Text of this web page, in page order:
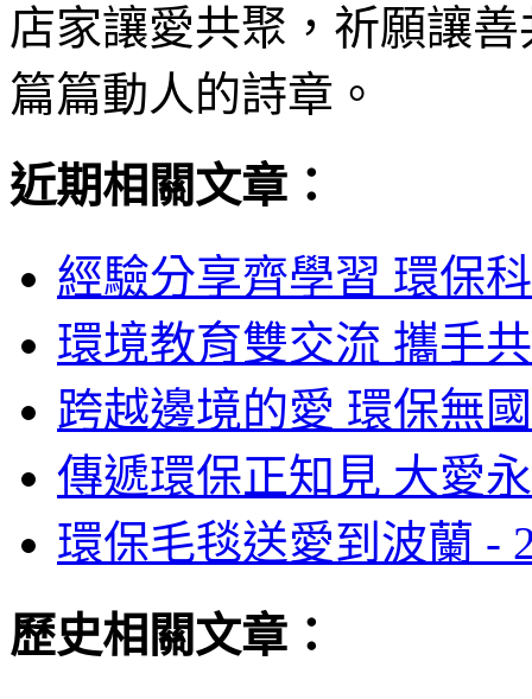
店家讓愛共聚，祈願讓
篇篇動人的詩章。
近期相關文章：
經驗分享齊學習 環保
環境教育雙交流 攜手
跨越邊境的愛 環保無
傳遞環保正知見 大愛
環保毛毯送愛到波蘭 -
歷史相關文章：